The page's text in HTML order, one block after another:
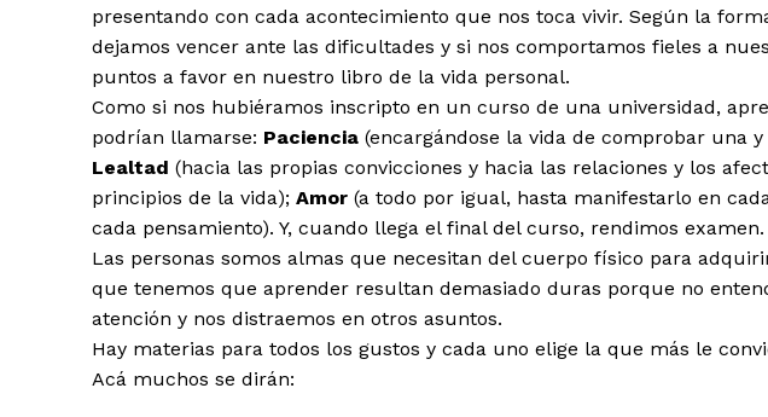
presentando con cada acontecimiento que nos toca vivir. Según la
dejamos vencer ante las dificultades y si nos comportamos fieles a
puntos a favor en nuestro libro de la vida personal.
Como si nos hubiéramos inscripto en un curso de una universidad,
podrían llamarse: Paciencia (encargándose la vida de comprobar una
Lealtad (hacia las propias convicciones y hacia las relaciones y los
principios de la vida); Amor (a todo por igual, hasta manifestarlo en
cada pensamiento). Y, cuando llega el final del curso, rendimos examen.
Las personas somos almas que necesitan del cuerpo físico para
que tenemos que aprender resultan demasiado duras porque no
atención y nos distraemos en otros asuntos.
Hay materias para todos los gustos y cada uno elige la que más le
Acá muchos se dirán: